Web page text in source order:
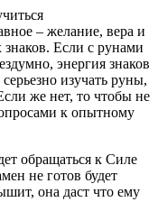
– желание, вера и
знаков. Если с рунами
энергия знаков
изучать руны,
же нет, то чтобы не
к опытному
обращаться к Силе
не готов будет
она даст что ему